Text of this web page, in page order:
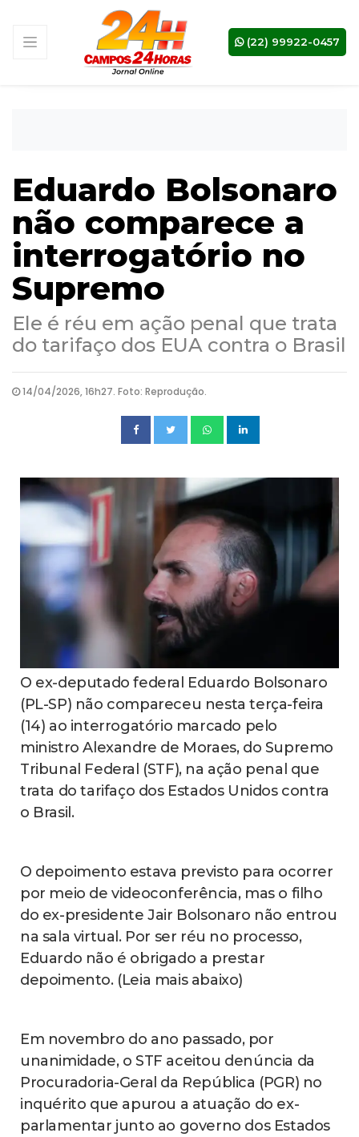
(22) 99922-0457
Eduardo Bolsonaro
não comparece a
interrogatório no
Supremo
Ele é réu em ação penal que trata
do tarifaço dos EUA contra o Brasil
14/04/2026, 16h27. Foto: Reprodução.
O ex-deputado federal Eduardo Bolsonaro
(PL-SP) não compareceu nesta terça-feira
(14) ao interrogatório marcado pelo
ministro Alexandre de Moraes, do Supremo
Tribunal Federal (STF), na ação penal que
trata do tarifaço dos Estados Unidos contra
o Brasil.
O depoimento estava previsto para ocorrer
por meio de videoconferência, mas o filho
do ex-presidente Jair Bolsonaro não entrou
na sala virtual. Por ser réu no processo,
Eduardo não é obrigado a prestar
depoimento. (Leia mais abaixo)
Em novembro do ano passado, por
unanimidade, o STF aceitou denúncia da
Procuradoria-Geral da República (PGR) no
inquérito que apurou a atuação do ex-
parlamentar junto ao governo dos Estados